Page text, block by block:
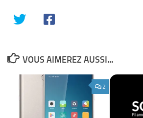
VOUS AIMEREZ AUSSI...
2